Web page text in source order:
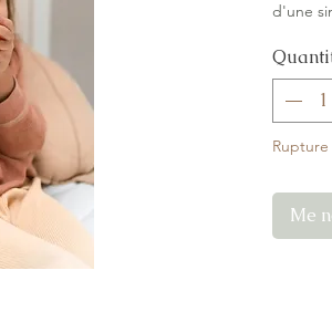
d'une
après
option)
les
bouton
Sa
Me